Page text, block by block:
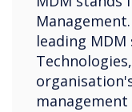
leading
management